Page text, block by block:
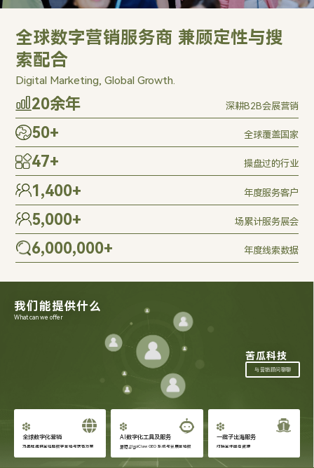
全球数字营销服务商 兼顾定性与搜
索配合
Digital Marketing, Global Growth.
20余年 深耕B2B会展营销
50+ 全球覆盖国家
47+ 操盘过的行业
1,400+ 年度服务客户
5,000+ 场累计服务展会
6,000,000+ 年度线索数据
我们能提供什么
What can we offer
苦瓜科技
与营销顾问聊聊
全球数字化营销
为品牌提供全链路数字营销与获客方案
AI数字化工具及服务
自研 HapiClaw GEO 系统与会展营销数
字化工具
一揽子出海服务
对接全球出海资源